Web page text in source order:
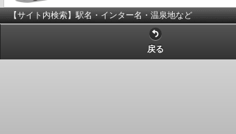
【サイト内検索】駅名・インター名・温泉地など
戻る